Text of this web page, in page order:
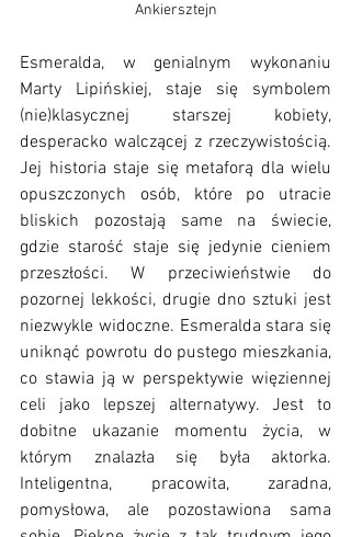
Ankiersztejn
Esmeralda, w genialnym wykonaniu
Marty Lipińskiej, staje się symbolem
(nie)klasycznej starszej kobiety,
desperacko walczącej z rzeczywistością.
Jej historia staje się metaforą dla wielu
opuszczonych osób, które po utracie
bliskich pozostają same na świecie,
gdzie starość staje się jedynie cieniem
przeszłości. W przeciwieństwie do
pozornej lekkości, drugie dno sztuki jest
niezwykle widoczne. Esmeralda stara się
uniknąć powrotu do pustego mieszkania,
co stawia ją w perspektywie więziennej
celi jako lepszej alternatywy. Jest to
dobitne ukazanie momentu życia, w
którym znalazła się była aktorka.
Inteligentna, pracowita, zaradna,
pomysłowa, ale pozostawiona sama